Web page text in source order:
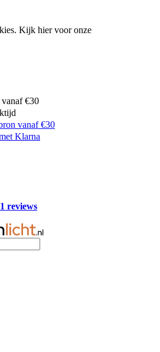
Kijk hier voor onze
€30
vanaf €30
Klarna
reviews